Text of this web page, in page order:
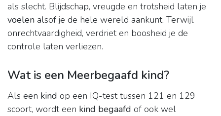
als slecht. Blijdschap, vreugde en trotsheid laten je
voelen alsof je de hele wereld aankunt. Terwijl
onrechtvaardigheid, verdriet en boosheid je de
controle laten verliezen.
Wat is een Meerbegaafd kind?
Als een kind op een IQ-test tussen 121 en 129
scoort, wordt een kind begaafd of ook wel